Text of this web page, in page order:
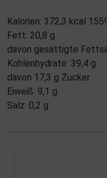
Kalorien: 372,3 kcal
Fett: 20,8 g
davon gesättigte
Kohlenhydrate: 39,4 g
davon 17,3 g Zucker
Eiweiß: 9,1 g
Salz: 0,2 g